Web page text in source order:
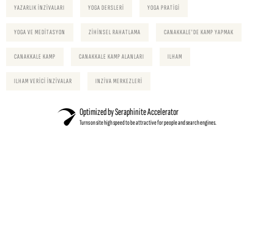
YAZARLIK INZIVALARI YOGA DERSLERI YOGA PRATIGI
YOGA VE MEDITASYON ZIHINSEL RAHATLAMA CANAKKALE'DE KAMP YAPMAK
CANAKKALE KAMP CANAKKALE KAMP ALANLARI ILHAM
ILHAM VERICI INZIVALAR INZIVA MERKEZLERI
Optimized by Seraphinite Accelerator
Turns on site high speed to be attractive for people and search engines.